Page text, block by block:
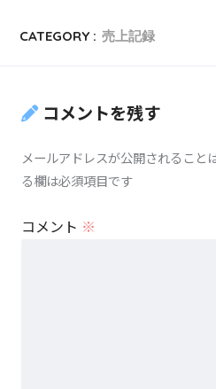
CATEGORY : 売上記録
コメントを残す
メールアドレスが公開されること
る欄は必須項目です
コメント ※